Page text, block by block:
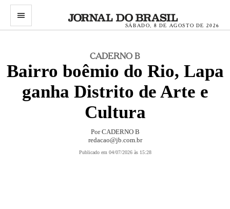
menu
SÁBADO, 8 DE AGOSTO DE 2026
CADERNO B
Bairro boêmio do Rio, Lapa
ganha Distrito de Arte e
Cultura
PorCADERNO B
redacao@jb.com.br
Publicado em 04/07/2026 às 15:28